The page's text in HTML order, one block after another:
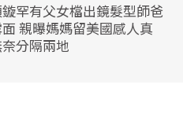
罕有父女檔出鏡髮型師爸
親曝媽媽留美國感人真
分隔兩地